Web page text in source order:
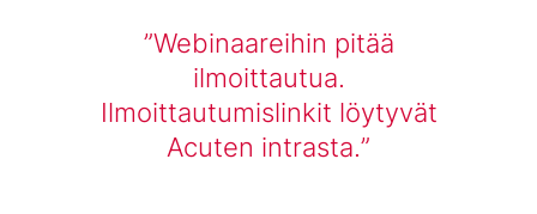
Webinaareihin pitää
ilmoittautua.
Ilmoittautumislinkit löytyvät
Acuten intrasta.